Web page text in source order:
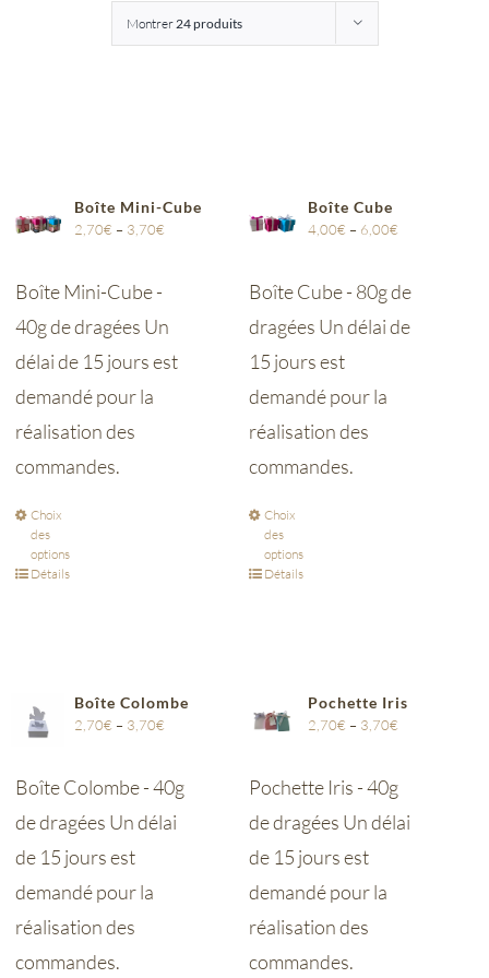
Montrer24 produits
Boîte Mini-Cube
2,70€ – 3,70€
Boîte Mini-Cube -
40g de dragées Un
délai de 15 jours est
demandé pour la
réalisation des
commandes.
Choix
des
options
Détails
Boîte Cube
4,00€ – 6,00€
Boîte Cube - 80g de
dragées Un délai de
15 jours est
demandé pour la
réalisation des
commandes.
Choix
des
options
Détails
Boîte Colombe
2,70€ – 3,70€
Boîte Colombe - 40g
de dragées Un délai
de 15 jours est
demandé pour la
réalisation des
commandes.
Pochette Iris
2,70€ – 3,70€
Pochette Iris - 40g
de dragées Un délai
de 15 jours est
demandé pour la
réalisation des
commandes.